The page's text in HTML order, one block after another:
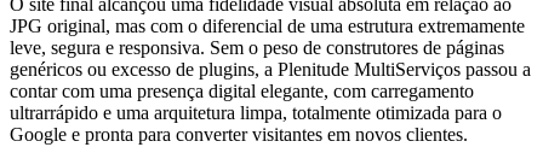
O site final alcançou uma fidelidade visual absoluta em relação ao
JPG original, mas com o diferencial de uma estrutura extremamente
leve, segura e responsiva. Sem o peso de construtores de páginas
genéricos ou excesso de plugins, a Plenitude MultiServiços passou a
contar com uma presença digital elegante, com carregamento
ultrarrápido e uma arquitetura limpa, totalmente otimizada para o
Google e pronta para converter visitantes em novos clientes.